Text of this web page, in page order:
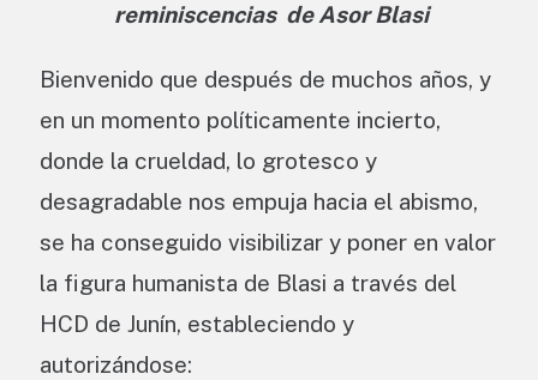
reminiscencias de Asor Blasi
Bienvenido que después de muchos años, y
en un momento políticamente incierto,
donde la crueldad, lo grotesco y
desagradable nos empuja hacia el abismo,
se ha conseguido visibilizar y poner en valor
la figura humanista de Blasi a través del
HCD de Junín, estableciendo y
autorizándose: